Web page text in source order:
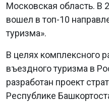
Московская область. В
вошел в топ-10
туризма».
В целях комплексного
въездного туризма в
разработан проект
Республике